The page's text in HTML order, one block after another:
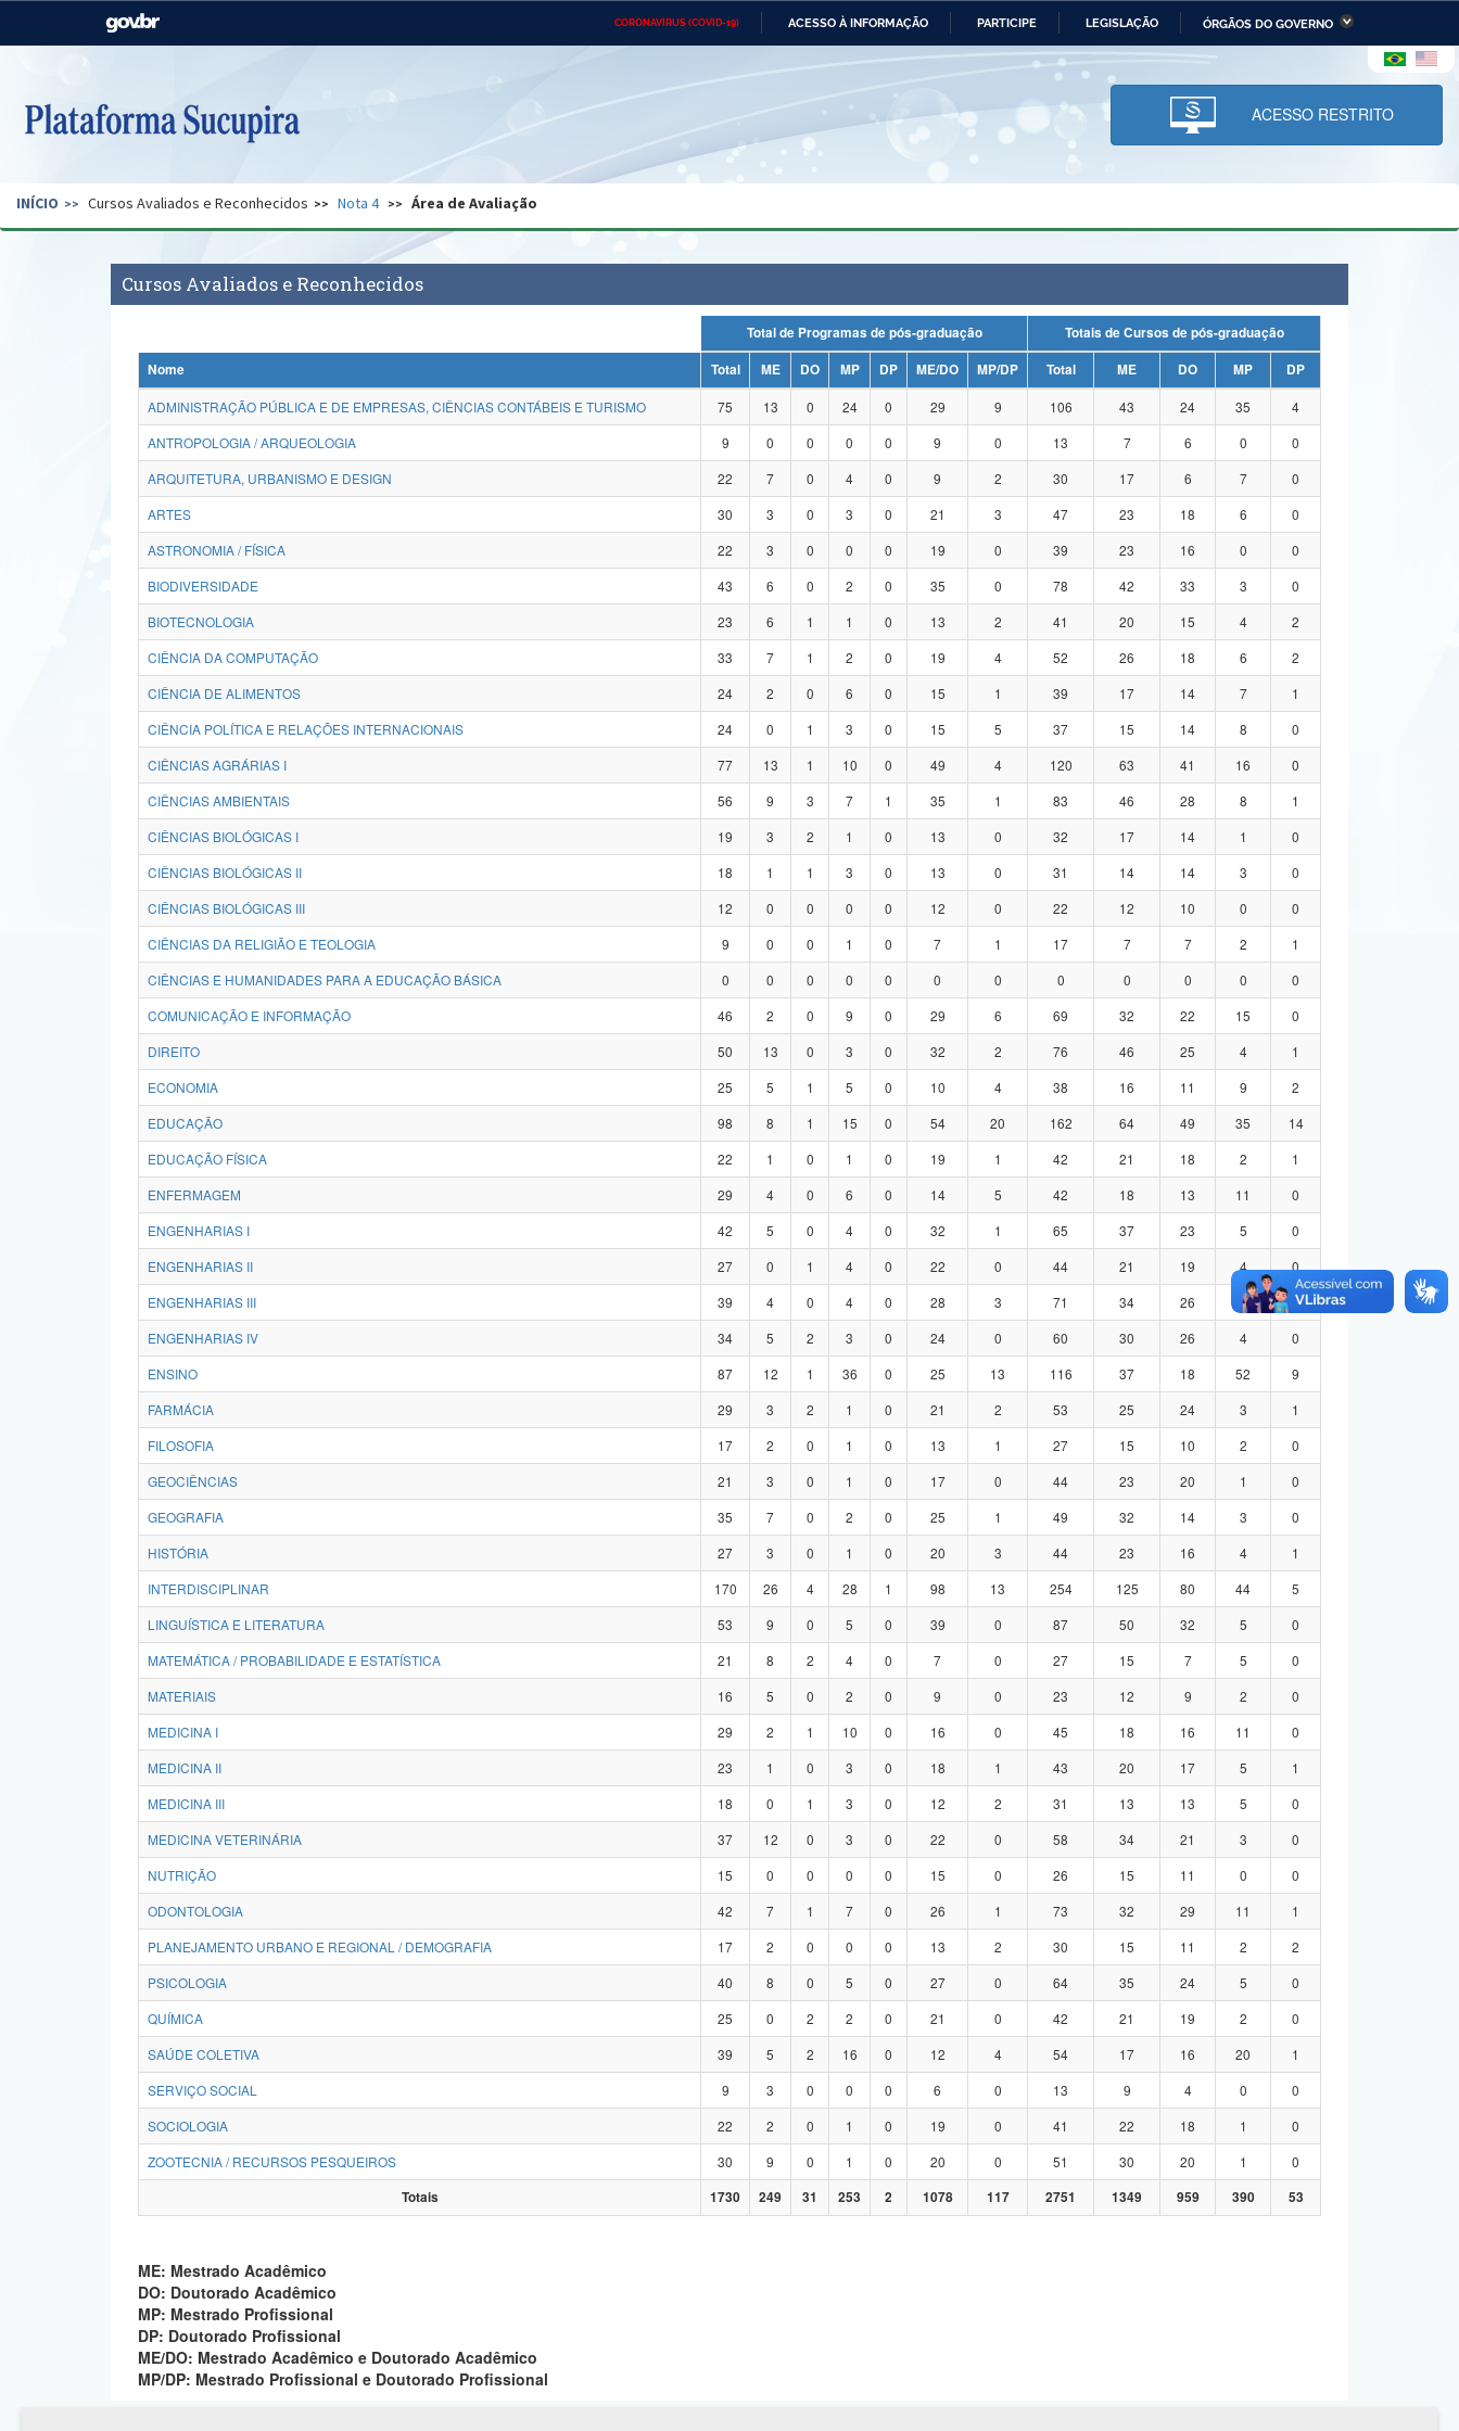
CORONAVÍRUS (COVID-19) ACESSO À INFORMAÇÃO PARTICIPE LEGISLAÇÃO ÓRGÃOS DO GOVERNO
Casa Civil Ministério das Relações Ministério da Economia Ministério da Infraestrutura
Pecuária e Abastecimento
Ministério da Ciência,
Tecnologia, Inovações e
Comunicações
Ministério do Desenvolvimento
Regional e dos Direitos Humanos
Secretaria de Governo Gabinete de Segurança Advocacia-Geral da União Banco Central do Brasil Planalto
ACESSO RESTRITO
INÍCIO Cursos Avaliados e Reconhecidos Nota 4 Área de Avaliação
Cursos Avaliados e Reconhecidos
Total de Programas de pós-graduação
Totais de Cursos de pós-graduação
Nome
Total ME DO MP DP ME/DO MP/DP Total ME DO MP
DP
ADMINISTRAÇÃO PÚBLICA E DE EMPRESAS, CIÊNCIAS CONTÁBEIS E TURISMO
75 13 0 24 0 29 9 106 43 24 35
4
ANTROPOLOGIA / ARQUEOLOGIA
9 0 0 0 0 9 0 13 7 6 0
0
ARQUITETURA, URBANISMO E DESIGN
22 7 0 4 0 9 2 30 17 6 7
0
ARTES
30 3 0 3 0 21 3 47 23 18 6
0
ASTRONOMIA / FÍSICA
22 3 0 0 0 19 0 39 23 16 0
0
BIODIVERSIDADE
43 6 0 2 0 35 0 78 42 33 3
0
BIOTECNOLOGIA
23 6 1 1 0 13 2 41 20 15 4
2
CIÊNCIA DA COMPUTAÇÃO
33 7 1 2 0 19 4 52 26 18 6
2
CIÊNCIA DE ALIMENTOS
24 2 0 6 0 15 1 39 17 14 7
1
CIÊNCIA POLÍTICA E RELAÇÕES INTERNACIONAIS
24 0 1 3 0 15 5 37 15 14 8
0
CIÊNCIAS AGRÁRIAS I
77 13 1 10 0 49 4 120 63 41 16
0
CIÊNCIAS AMBIENTAIS
56 9 3 7 1 35 1 83 46 28 8
1
CIÊNCIAS BIOLÓGICAS I
19 3 2 1 0 13 0 32 17 14 1
0
CIÊNCIAS BIOLÓGICAS II
18 1 1 3 0 13 0 31 14 14 3
0
CIÊNCIAS BIOLÓGICAS III
12 0 0 0 0 12 0 22 12 10 0
0
CIÊNCIAS DA RELIGIÃO E TEOLOGIA
9 0 0 1 0 7 1 17 7 7 2
1
CIÊNCIAS E HUMANIDADES PARA A EDUCAÇÃO BÁSICA
0 0 0 0 0 0 0 0 0 0 0
0
COMUNICAÇÃO E INFORMAÇÃO
46 2 0 9 0 29 6 69 32 22 15
0
DIREITO
50 13 0 3 0 32 2 76 46 25 4
1
ECONOMIA
25 5 1 5 0 10 4 38 16 11 9
2
EDUCAÇÃO
98 8 1 15 0 54 20 162 64 49 35
14
EDUCAÇÃO FÍSICA
22 1 0 1 0 19 1 42 21 18 2
1
ENFERMAGEM
29 4 0 6 0 14 5 42 18 13 11
0
ENGENHARIAS I
42 5 0 4 0 32 1 65 37 23 5
0
ENGENHARIAS II
27 0 1 4 0 22 0 44 21 19 4
0
ENGENHARIAS III
39 4 0 4 0 28 3 71 34 26 8
3
ENGENHARIAS IV
34 5 2 3 0 24 0 60 30 26 4
0
ENSINO
87 12 1 36 0 25 13 116 37 18 52
9
FARMÁCIA
29 3 2 1 0 21 2 53 25 24 3
1
FILOSOFIA
17 2 0 1 0 13 1 27 15 10 2
0
GEOCIÊNCIAS
21 3 0 1 0 17 0 44 23 20 1
0
GEOGRAFIA
35 7 0 2 0 25 1 49 32 14 3
0
HISTÓRIA
27 3 0 1 0 20 3 44 23 16 4
1
INTERDISCIPLINAR
170 26 4 28 1 98 13 254 125 80 44
5
LINGUÍSTICA E LITERATURA
53 9 0 5 0 39 0 87 50 32 5
0
MATEMÁTICA / PROBABILIDADE E ESTATÍSTICA
21 8 2 4 0 7 0 27 15 7 5
0
MATERIAIS
16 5 0 2 0 9 0 23 12 9 2
0
MEDICINA I
29 2 1 10 0 16 0 45 18 16 11
0
MEDICINA II
23 1 0 3 0 18 1 43 20 17 5
1
MEDICINA III
18 0 1 3 0 12 2 31 13 13 5
0
MEDICINA VETERINÁRIA
37 12 0 3 0 22 0 58 34 21 3
0
NUTRIÇÃO
15 0 0 0 0 15 0 26 15 11 0
0
ODONTOLOGIA
42 7 1 7 0 26 1 73 32 29 11
1
PLANEJAMENTO URBANO E REGIONAL / DEMOGRAFIA
17 2 0 0 0 13 2 30 15 11 2
2
PSICOLOGIA
40 8 0 5 0 27 0 64 35 24 5
0
QUÍMICA
25 0 2 2 0 21 0 42 21 19 2
0
SAÚDE COLETIVA
39 5 2 16 0 12 4 54 17 16 20
1
SERVIÇO SOCIAL
9 3 0 0 0 6 0 13 9 4 0
0
SOCIOLOGIA
22 2 0 1 0 19 0 41 22 18 1
0
ZOOTECNIA / RECURSOS PESQUEIROS
30 9 0 1 0 20 0 51 30 20 1
0
Totais
1730 249 31 253 2 1078 117 2751 1349 959 390 53
ME: Mestrado Acadêmico
DO: Doutorado Acadêmico
MP: Mestrado Profissional
DP: Doutorado Profissional
ME/DO: Mestrado Acadêmico e Doutorado Acadêmico
MP/DP: Mestrado Profissional e Doutorado Profissional